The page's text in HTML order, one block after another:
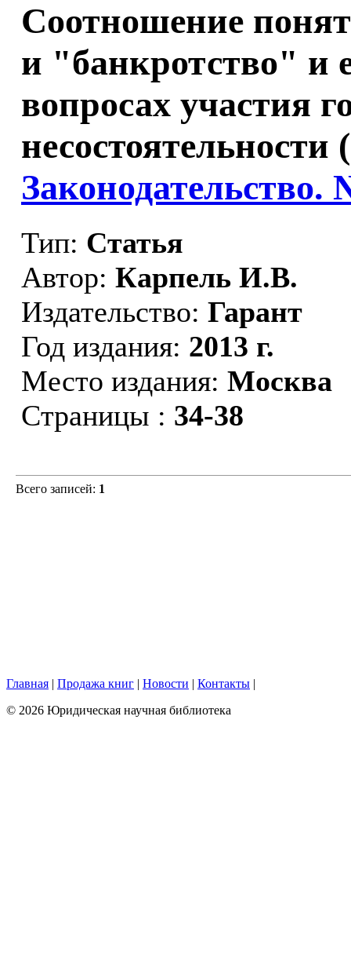
Соотношение
и "банкротство" и
вопросах участия
несостоятельности
Законодательство.
Тип: Статья
Автор: Карпель И.В.
Издательство: Гарант
Год издания: 2013 г.
Место издания: Москва
Страницы : 34-38
Всего записей: 1
Главная | Продажа книг | Новости | Контакты |
© 2026 Юридическая научная библиотека